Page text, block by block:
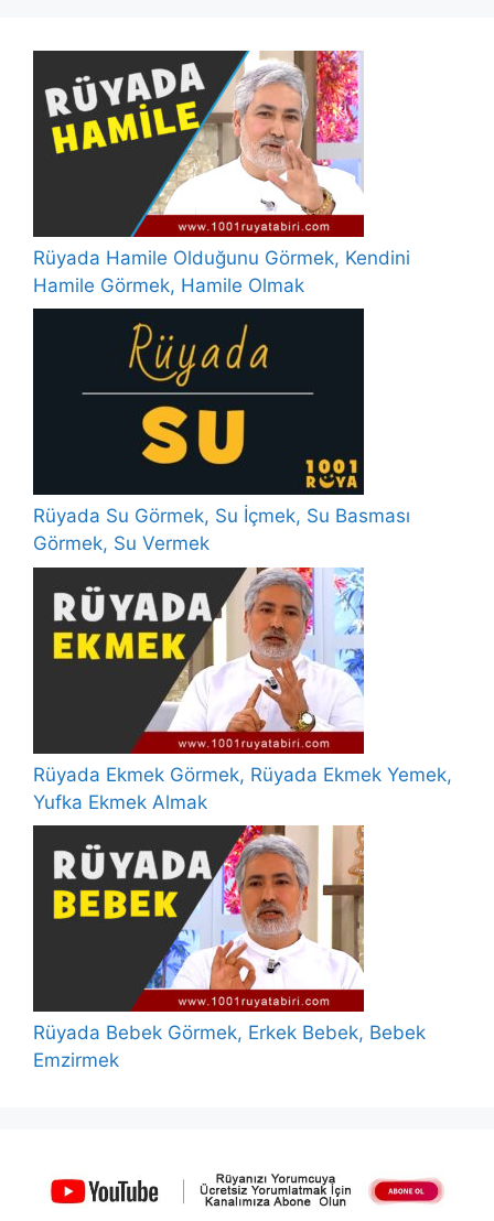
Rüyada Hamile Olduğunu Görmek, Kendini
Hamile Görmek, Hamile Olmak
Rüyada Su Görmek, Su İçmek, Su Basması
Görmek, Su Vermek
Rüyada Ekmek Görmek, Rüyada Ekmek Yemek,
Yufka Ekmek Almak
Rüyada Bebek Görmek, Erkek Bebek, Bebek
Emzirmek